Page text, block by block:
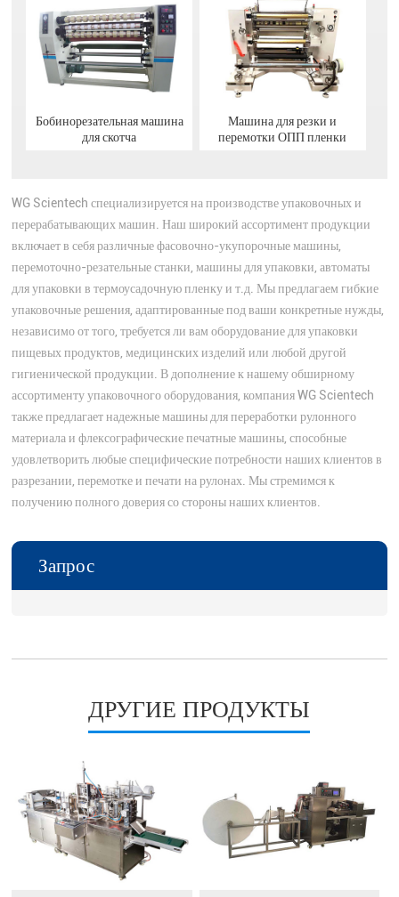
Бобинорезательная машина
для скотча
Машина для резки и
перемотки ОПП пленки
WG Scientech специализируется на производстве упаковочных и
перерабатывающих машин. Наш широкий ассортимент продукции
включает в себя различные фасовочно-укупорочные машины,
перемоточно-резательные станки, машины для упаковки, автоматы
для упаковки в термоусадочную пленку и т.д. Мы предлагаем гибкие
упаковочные решения, адаптированные под ваши конкретные нужды,
независимо от того, требуется ли вам оборудование для упаковки
пищевых продуктов, медицинских изделий или любой другой
гигиенической продукции. В дополнение к нашему обширному
ассортименту упаковочного оборудования, компания WG Scientech
также предлагает надежные машины для переработки рулонного
материала и флексографические печатные машины, способные
удовлетворить любые специфические потребности наших клиентов в
разрезании, перемотке и печати на рулонах. Мы стремимся к
получению полного доверия со стороны наших клиентов.
Запрос
ДРУГИЕ ПРОДУКТЫ